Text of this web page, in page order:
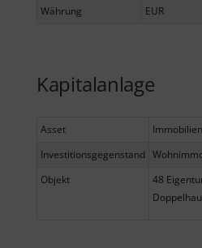
Währung
EUR
Kapitalanlage
Asset
Immobilien
Investitionsgegenstand
Objekt
48